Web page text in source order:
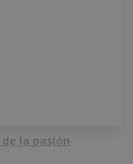
la pasión